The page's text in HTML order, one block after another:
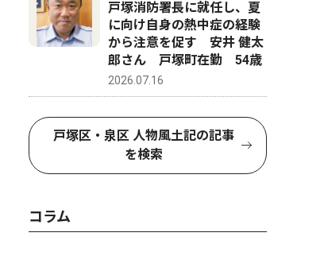
戸塚消防署長に就任し、夏
に向け自身の熱中症の経験
から注意を促す 安井 健太
郎さん 戸塚町在勤 54歳
2026.07.16
戸塚区・泉区 人物風土記の記事
を検索
コラム